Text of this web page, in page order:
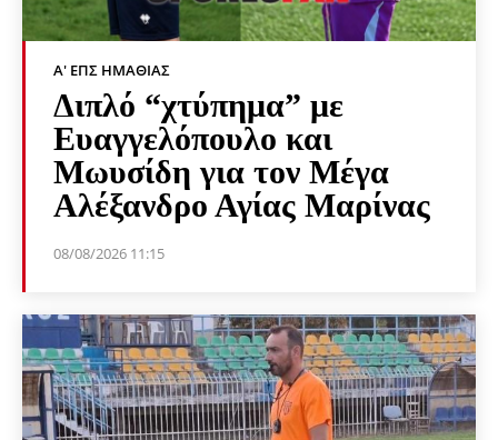
Α' ΕΠΣ ΗΜΑΘΊΑΣ
Διπλό “χτύπημα” με
Ευαγγελόπουλο και
Μωυσίδη για τον Μέγα
Αλέξανδρο Αγίας Μαρίνας
08/08/2026 11:15